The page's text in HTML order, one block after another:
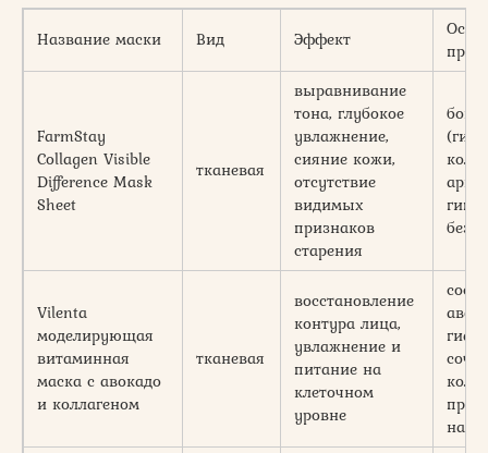
Название маски Вид Эффект
FarmStay
Collagen Visible
Difference Mask
Sheet
тканевая
выравнивание
тона, глубокое
увлажнение,
сияние кожи,
отсутствие
видимых
признаков
старения
Vilenta
моделирующая
витаминная
маска с авокадо
и коллагеном
тканевая
восстановление
контура лица,
увлажнение и
питание на
клеточном
уровне
на